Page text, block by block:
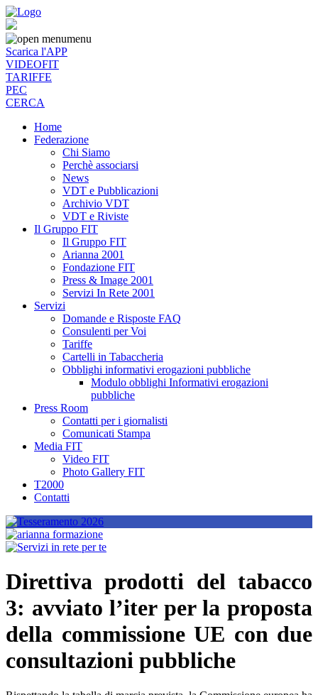
menu
Scarica l'APP
VIDEOFIT
TARIFFE
PEC
CERCA
Home
Federazione
Chi Siamo
Perchè associarsi
News
VDT e Pubblicazioni
Archivio VDT
VDT e Riviste
Il Gruppo FIT
Il Gruppo FIT
Arianna 2001
Fondazione FIT
Press & Image 2001
Servizi In Rete 2001
Servizi
Domande e Risposte FAQ
Consulenti per Voi
Tariffe
Cartelli in Tabaccheria
Obblighi informativi erogazioni pubbliche
Modulo obblighi Informativi erogazioni
pubbliche
Press Room
Contatti per i giornalisti
Comunicati Stampa
Media FIT
Video FIT
Photo Gallery FIT
T2000
Contatti
Direttiva prodotti del tabacco
3: avviato l’iter per la proposta
della commissione UE con due
consultazioni pubbliche